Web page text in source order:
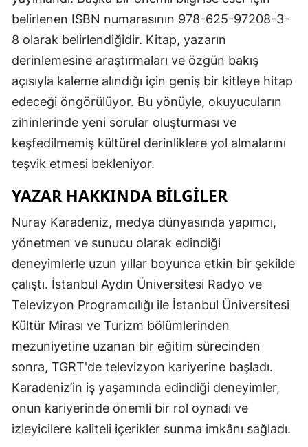
belirlenen ISBN numarasının 978-625-97208-3-
8 olarak belirlendiğidir. Kitap, yazarın
derinlemesine araştırmaları ve özgün bakış
açısıyla kaleme alındığı için geniş bir kitleye hitap
edeceği öngörülüyor. Bu yönüyle, okuyucuların
zihinlerinde yeni sorular oluşturması ve
keşfedilmemiş kültürel derinliklere yol almalarını
teşvik etmesi bekleniyor.
YAZAR HAKKINDA BILGILER
Nuray Karadeniz, medya dünyasında yapımcı,
yönetmen ve sunucu olarak edindiği
deneyimlerle uzun yıllar boyunca etkin bir şekilde
çalıştı. İstanbul Aydın Üniversitesi Radyo ve
Televizyon Programcılığı ile İstanbul Üniversitesi
Kültür Mirası ve Turizm bölümlerinden
mezuniyetine uzanan bir eğitim sürecinden
sonra, TGRT'de televizyon kariyerine başladı.
Karadeniz’in iş yaşamında edindiği deneyimler,
onun kariyerinde önemli bir rol oynadı ve
izleyicilere kaliteli içerikler sunma imkânı sağladı.